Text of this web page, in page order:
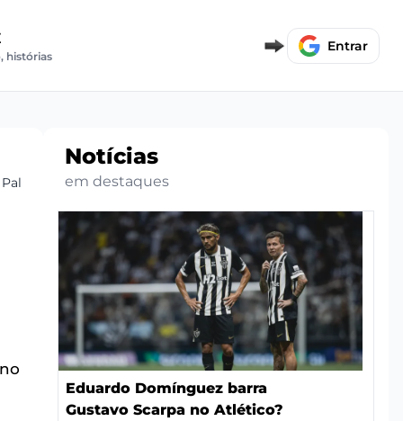
histórias
Entrar
Notícias
em destaques
Eduardo Domínguez barra
Gustavo Scarpa no Atlético?